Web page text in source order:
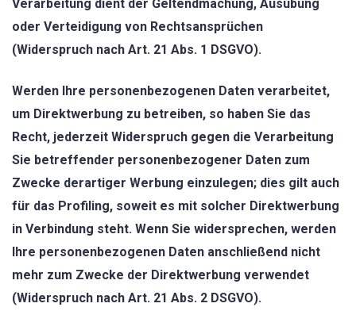
Verarbeitung dient der Geltendmachung, Ausübung
oder Verteidigung von Rechtsansprüchen
(Widerspruch nach Art. 21 Abs. 1 DSGVO).
Werden Ihre personenbezogenen Daten verarbeitet,
um Direktwerbung zu betreiben, so haben Sie das
Recht, jederzeit Widerspruch gegen die Verarbeitung
Sie betreffender personenbezogener Daten zum
Zwecke derartiger Werbung einzulegen; dies gilt auch
für das Profiling, soweit es mit solcher Direktwerbung
in Verbindung steht. Wenn Sie widersprechen, werden
Ihre personenbezogenen Daten anschließend nicht
mehr zum Zwecke der Direktwerbung verwendet
(Widerspruch nach Art. 21 Abs. 2 DSGVO).